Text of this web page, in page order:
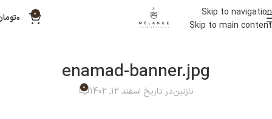
Skip to navigation
Skip to main content
0 ۰
enamad-banner.jpg
نازنیندر تاریخ اسفند 12, 1402 0